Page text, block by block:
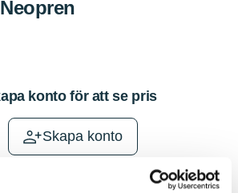
konto för att se pris
Skapa konto